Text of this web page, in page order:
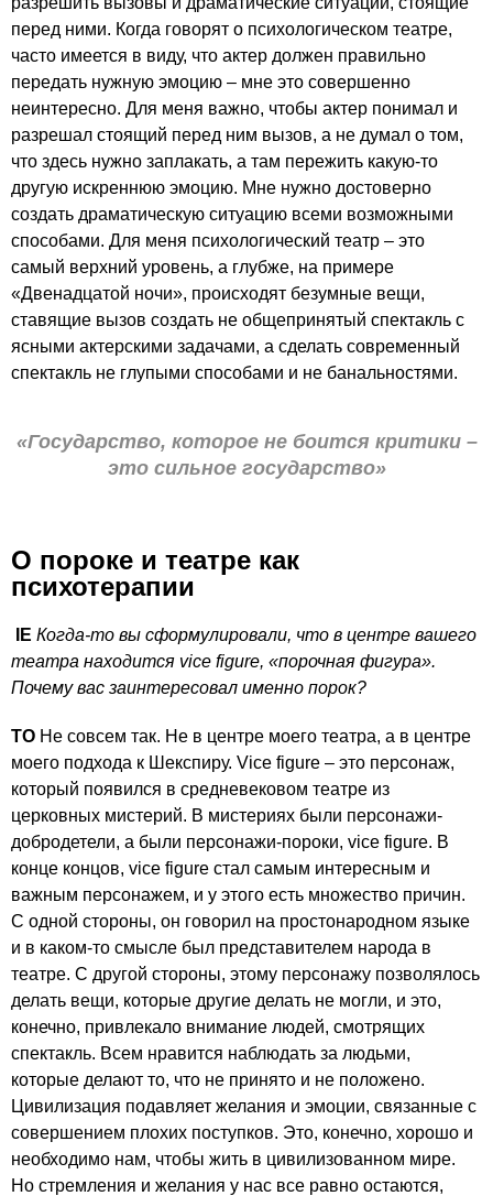
перед ними. Когда говорят о психологическом театре,
часто имеется в виду, что актер должен правильно
передать нужную эмоцию – мне это совершенно
неинтересно. Для меня важно, чтобы актер понимал и
разрешал стоящий перед ним вызов, а не думал о том,
что здесь нужно заплакать, а там пережить какую-то
другую искреннюю эмоцию. Мне нужно достоверно
создать драматическую ситуацию всеми возможными
способами. Для меня психологический театр – это
самый верхний уровень, а глубже, на примере
«Двенадцатой ночи», происходят безумные вещи,
ставящие вызов создать не общепринятый спектакль с
ясными актерскими задачами, а сделать современный
спектакль не глупыми способами и не банальностями.
«Государство, которое не боится критики –
это сильное государство»
О пороке и театре как
психотерапии
IE Когда-то вы сформулировали, что в центре вашего
театра находится vice figure, «порочная фигура».
Почему вас заинтересовал именно порок?
ТО Не совсем так. Не в центре моего театра, а в центре
моего подхода к Шекспиру. Vice figure – это персонаж,
который появился в средневековом театре из
церковных мистерий. В мистериях были персонажи-
добродетели, а были персонажи-пороки, vice figure. В
конце концов, vice figure стал самым интересным и
важным персонажем, и у этого есть множество причин.
С одной стороны, он говорил на простонародном языке
и в каком-то смысле был представителем народа в
театре. С другой стороны, этому персонажу позволялось
делать вещи, которые другие делать не могли, и это,
конечно, привлекало внимание людей, смотрящих
спектакль. Всем нравится наблюдать за людьми,
которые делают то, что не принято и не положено.
Цивилизация подавляет желания и эмоции, связанные с
совершением плохих поступков. Это, конечно, хорошо и
необходимо нам, чтобы жить в цивилизованном мире.
Но стремления и желания у нас все равно остаются,